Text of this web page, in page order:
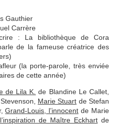
Gauthier
Carrère
: La bibliothèque de Cora
de la fameuse créatrice des
(la porte-parole, très enviée
de cette année)
de Lila K. de Blandine Le Callet,
Marie Stuart de Stefan
Grand-Louis, l’innocent de Marie
de Maître Eckhart de